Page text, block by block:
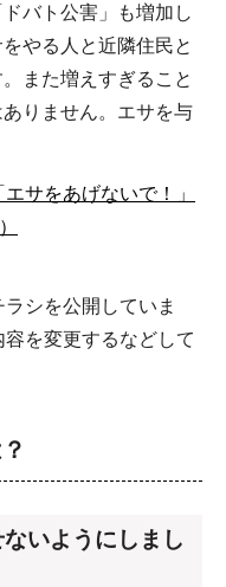
バト公害」も増加し
やる人と近隣住民と
また増えすぎること
りません。エサを与
サをあげないで！」
シを公開していま
を変更するなどして
いようにしまし